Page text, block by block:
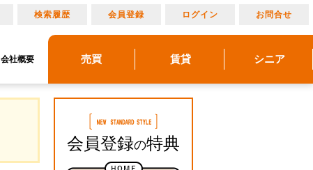
検索履歴 会員登録 ログイン お問合せ
会社概要 売買
リノベーション
マンション情報
賃貸 シニア
会員登録の特典